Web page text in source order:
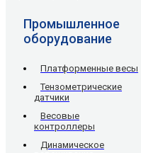
Промышленное
оборудование
Платформенные весы
Тензометрические
датчики
Весовые
контроллеры
Динамическое